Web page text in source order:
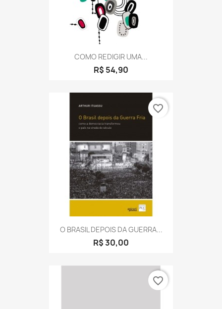
COMO REDIGIR UMA...
R$ 54,90
O BRASIL DEPOIS DA GUERRA...
R$ 30,00
favorite_border
favorite_border